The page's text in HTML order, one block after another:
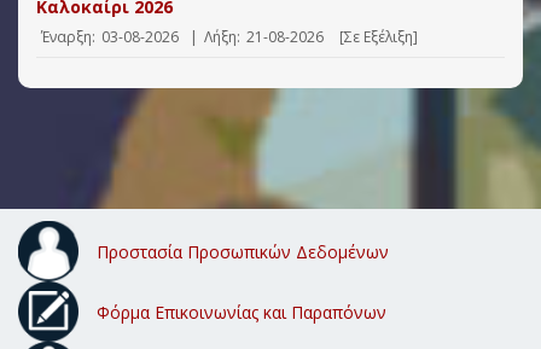
Καλοκαίρι 2026
Έναρξη: 03-08-2026 | Λήξη: 21-08-2026 [Σε Εξέλιξη]
Προστασία Προσωπικών Δεδομένων
Φόρμα Επικοινωνίας και Παραπόνων